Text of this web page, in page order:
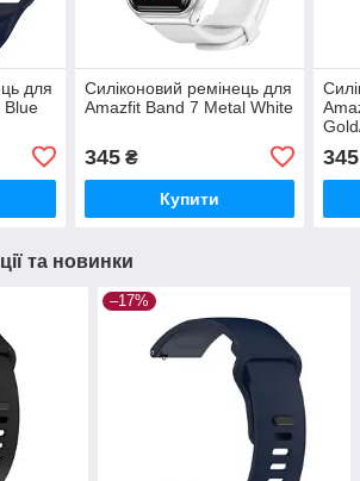
для
Blue
Силіконовий ремінець для
Amazfit Band 7 Metal White
345₴
Купити
345
та новинки
–17%